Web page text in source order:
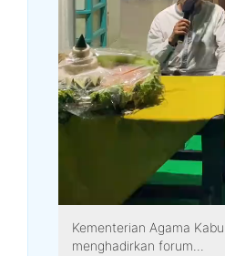
Kementerian Agama
menghadirkan forum...